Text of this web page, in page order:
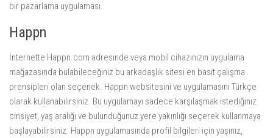
bir pazarlama uygulaması.
Happn
İnternette Happn.com adresinde veya mobil cihazınızın uygulama
mağazasında bulabileceğiniz bu arkadaşlık sitesi en basit çalışma
prensipleri olan seçenek. Happn websitesini ve uygulamasını Türkçe
olarak kullanabilirsiniz. Bu uygulamayı sadece karşılaşmak istediğiniz
cinsiyet, yaş aralığı ve bulunduğunuz yere yakınlığı seçerek kullanmaya
başlayabilirsiniz. Happn uygulamasında profil bilgileri için yaşınız,